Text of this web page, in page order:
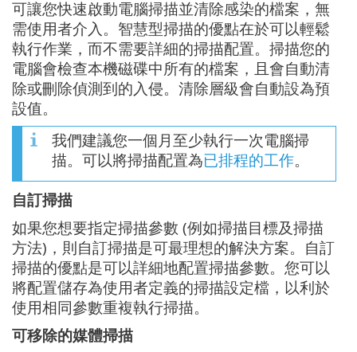
可讓您快速啟動電腦掃描並清除感染的檔案，無
需使用者介入。智慧型掃描的優點在於可以輕鬆
執行作業，而不需要詳細的掃描配置。掃描您的
電腦會檢查本機磁碟中所有的檔案，且會自動清
除或刪除偵測到的入侵。清除層級會自動設為預
設值。
我們建議您一個月至少執行一次電腦掃
描。可以將掃描配置為已排程的工作。
自訂掃描
如果您想要指定掃描參數 (例如掃描目標及掃描
方法)，則自訂掃描是可最理想的解決方案。自訂
掃描的優點是可以詳細地配置掃描參數。您可以
將配置儲存為使用者定義的掃描設定檔，以利於
使用相同參數重複執行掃描。
可移除的媒體掃描